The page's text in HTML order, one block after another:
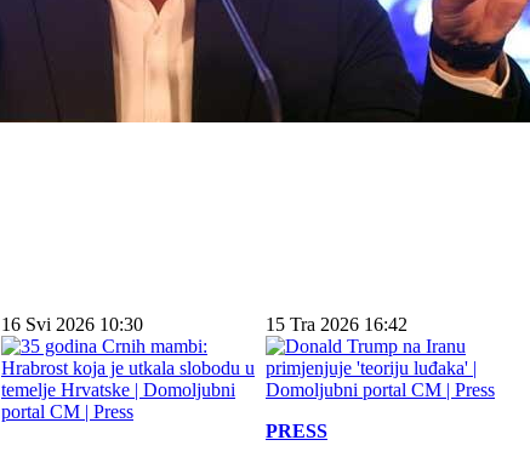
16 Svi 2026 10:30 15 Tra 2026 16:42
PRESS